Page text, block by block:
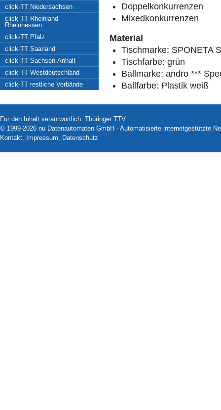
click-TT Niedersachsen
click-TT Rheinland-
Rheinhessen
click-TT Pfalz
click-TT Saarland
click-TT Sachsen-Anhalt
click-TT Westdeutschland
click-TT restliche Verbände
Doppelkonkurrenzen
Mixedkonkurrenzen
Material
Tischmarke: SPONETA
Tischfarbe: grün
Ballmarke: andro ***
Ballfarbe: Plastik weiß
Für den Inhalt verantwortlich: Thüringer TTV
© 1999-2026 nu Datenautomaten GmbH - Automatisierte internetgestützte
Kontakt, Impressum, Datenschutz